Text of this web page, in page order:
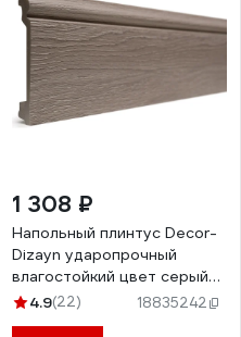
1 308 ₽
Напольный плинтус Decor-
Dizayn ударопрочный
влагостойкий цвет серый
100Х16Х2400 мм 701-80SH
4.9(22) 18835242